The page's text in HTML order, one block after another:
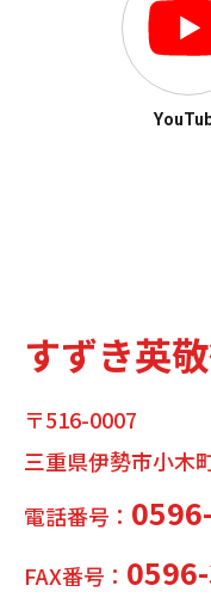
すずき英
〒516-0007
三重県伊勢市小木
電話番号：
FAX番号：